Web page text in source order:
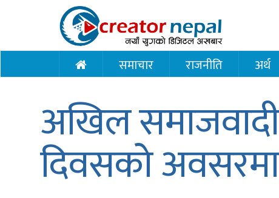
समाचार राजनीति अर्थ
अखिल समाजवादी
दिवसको अवसरमा